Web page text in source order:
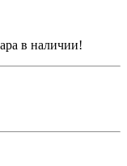
в наличии!